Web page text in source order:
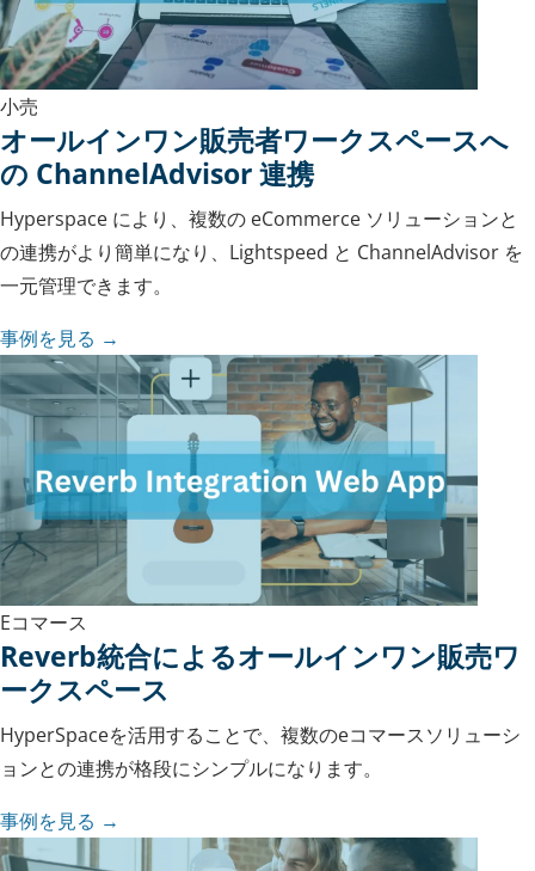
小売
オールインワン販売者ワークスペースへ
の ChannelAdvisor 連携
Hyperspace により、複数の eCommerce ソリューションと
の連携がより簡単になり、Lightspeed と ChannelAdvisor を
一元管理できます。
事例を見る →
Eコマース
Reverb統合によるオールインワン販売ワ
ークスペース
HyperSpaceを活用することで、複数のeコマースソリューシ
ョンとの連携が格段にシンプルになります。
事例を見る →